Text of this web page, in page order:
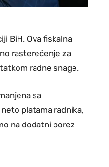
BiH. Ova fiskalna
rasterećenje za
radne snage.
sa
platama radnika,
na dodatni porez